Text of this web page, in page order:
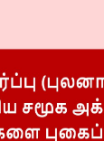
இந்த
மிகுந்த